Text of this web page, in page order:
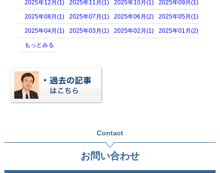
2025年12月(1) 2025年11月(1) 2025年10月(1) 2025年09月(1)
2025年08月(1) 2025年07月(1) 2025年06月(2) 2025年05月(1)
2025年04月(1) 2025年03月(1) 2025年02月(1) 2025年01月(2)
もっとみる
Contact
お問い合わせ